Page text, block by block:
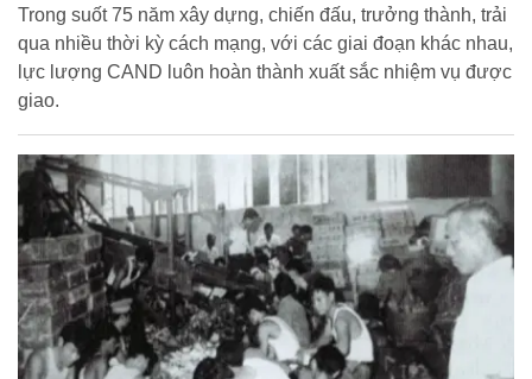
Trong suốt 75 năm xây dựng, chiến đấu, trưởng thành, trải
qua nhiều thời kỳ cách mạng, với các giai đoạn khác nhau,
lực lượng CAND luôn hoàn thành xuất sắc nhiệm vụ được
giao.